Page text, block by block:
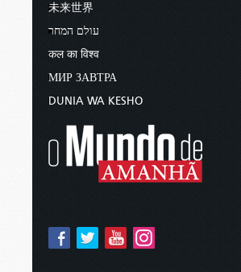
未来世界
עולם המחר
कल का विश्व
МИР ЗАВТРА
DUNIA WA KESHO